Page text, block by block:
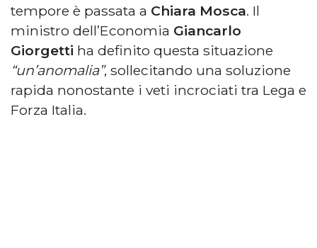
tempore è passata a Chiara Mosca. Il
ministro dell’Economia Giancarlo
Giorgetti ha definito questa situazione
“un’anomalia”, sollecitando una soluzione
rapida nonostante i veti incrociati tra Lega e
Forza Italia.